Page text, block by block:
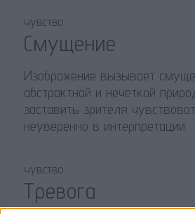
чувство
Смущение
Изображение вызывает
абстрактной и нечеткой
заставить зрителя
неуверенно в интерпретации.
чувство
Тревога